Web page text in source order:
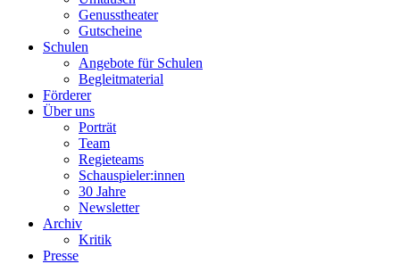
Genusstheater
Gutscheine
Schulen
Angebote für Schulen
Begleitmaterial
Förderer
Über uns
Porträt
Team
Regieteams
Schauspieler:innen
30 Jahre
Newsletter
Archiv
Kritik
Presse